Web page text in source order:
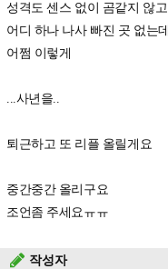
성격도 센스 없이 곰같지 않고
어디 하나 나사 빠진 곳 없는데
어쩜 이렇게
...사년을..
퇴근하고 또 리플 올릴게요
중간중간 올리구요
조언좀 주세요ㅠㅠ
작성자